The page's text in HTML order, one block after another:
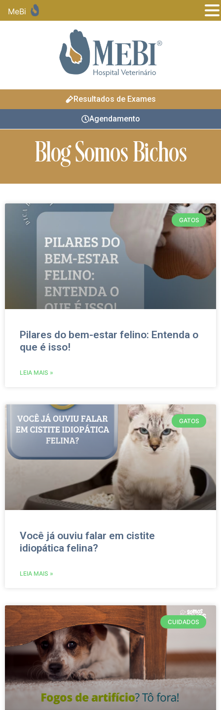
Resultados de Exames
Agendamento
Blog Somos Bichos
GATOS
Pilares do bem-estar felino: Entenda o
que é isso!
LEIA MAIS »
GATOS
Você já ouviu falar em cistite
idiopática felina?
LEIA MAIS »
CUIDADOS
MeBi